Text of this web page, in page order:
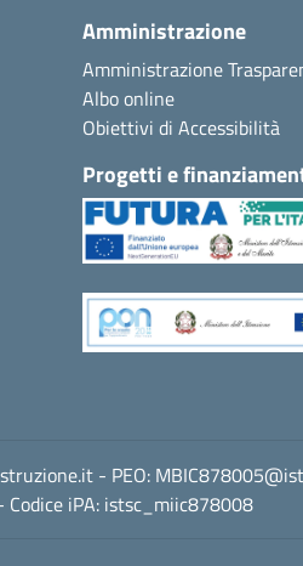
Amministrazione
Amministrazione
Albo online
Obiettivi di Accessibilità
Progetti e
- PEO:
Codice iPA: istsc_miic878008